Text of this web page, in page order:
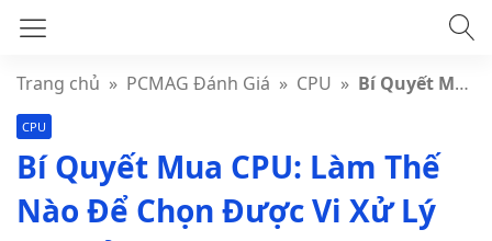
Trang chủ » PCMAG Đánh Giá » CPU » Bí Quyết Mua CPU: Làm Thế Nào Để Chọn Được Vi Xử Lý Lý Tưởng
CPU
Bí Quyết Mua CPU: Làm Thế
Nào Để Chọn Được Vi Xử Lý